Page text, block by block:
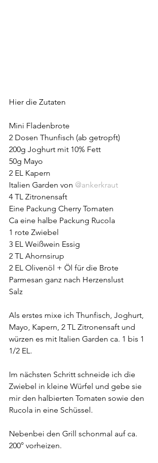
Hier die Zutaten
Mini Fladenbrote
2 Dosen Thunfisch (ab getropft)
200g Joghurt mit 10% Fett
50g Mayo
2 EL Kapern
Italien Garden von @ankerkraut
4 TL Zitronensaft
Eine Packung Cherry Tomaten
Ca eine halbe Packung Rucola
1 rote Zwiebel
3 EL Weißwein Essig
2 TL Ahornsirup
2 EL Olivenöl + Öl für die Brote
Parmesan ganz nach Herzenslust
Salz
Als erstes mixe ich Thunfisch, Joghurt,
Mayo, Kapern, 2 TL Zitronensaft und
würzen es mit Italien Garden ca. 1 bis 1
1/2 EL.
Im nächsten Schritt schneide ich die
Zwiebel in kleine Würfel und gebe sie
mir den halbierten Tomaten sowie den
Rucola in eine Schüssel.
Nebenbei den Grill schonmal auf ca.
200° vorheizen.